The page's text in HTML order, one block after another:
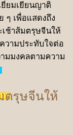
ยมเยียนญาติ
ๆ เพื่อแสดงถึง
เช้าส้มตรุษจีนให้
วามประทับใจต่อ
มมงคลตามความ
ตรุษจีนให้